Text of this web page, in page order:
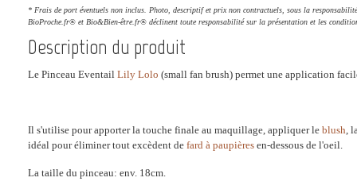
* Frais de port éventuels non inclus. Photo, descriptif et prix non contractuels, sous la
BioProche.fr® et Bio&Bien-être.fr® déclinent toute responsabilité sur la présentation et les
Description du produit
Le Pinceau Eventail Lily Lolo (small fan brush) permet une application
Il s'utilise pour apporter la touche finale au maquillage, appliquer le blush,
idéal pour éliminer tout excèdent de fard à paupières en-dessous de l'oeil.
La taille du pinceau: env. 18cm.